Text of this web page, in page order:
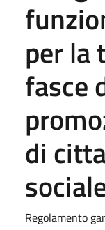
per la
fasce
di
Regolamento